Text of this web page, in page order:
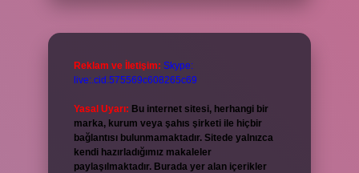
Reklam ve İletişim: Skype:
live:.cid.575569c608265c69
Yasal Uyarı: Bu internet sitesi, herhangi bir
marka, kurum veya şahıs şirketi ile hiçbir
bağlantısı bulunmamaktadır. Sitede yalnızca
kendi hazırladığımız makaleler
paylaşılmaktadır. Burada yer alan içerikler